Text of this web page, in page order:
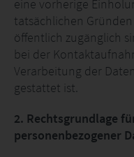
eine vorherige
tatsächlichen
öffentlich zugänglich
bei der
Verarbeitung der
gestattet ist.
2. Rechtsgrundlage
personenbezogener